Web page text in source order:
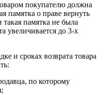
покупателю должна
памятка о праве вернуть
памятка не была
увеличивается до 3-х
и сроках возврата товара
по которому